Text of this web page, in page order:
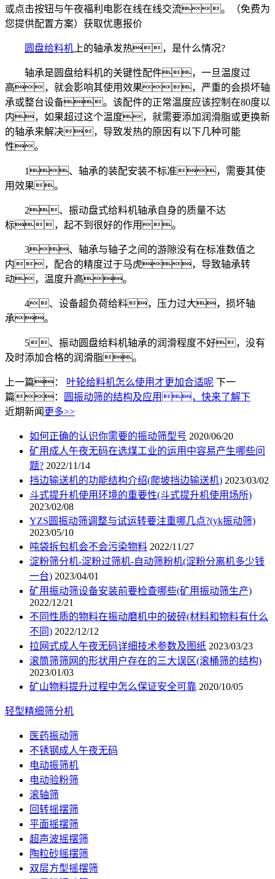
或点击按钮与午夜福利电影在线在线交流。（免费为
您提供配置方案） 获取优惠报价
圆盘给料机 上的轴承发热，是什么情况?
轴承是圆盘给料机的关键性配件，一旦温度过
高，就会影响其使用效果，严重的会损坏轴
承或整台设备。该配件的正常温度应该控制在80度以
内，如果超过这个温度，就需要添加润滑脂或更换新
的轴承来解决，导致发热的原因有以下几种可能
性。
1、轴承的装配安装不标准，需要其使
用效果。
2、振动盘式给料机轴承自身的质量不达
标，起不到很好的作用。
3、轴承与轴子之间的游隙没有在标准数值之
内，配合的精度过于马虎，导致轴承转
动，温度升高。
4、设备超负荷给料，压力过大，损坏轴
承。
5、振动圆盘给料机轴承的润滑程度不好，没有
及时添加合格的润滑脂。
上一篇： 叶轮给料机怎么使用才更加合适呢 下一
篇：
圆振动筛的结构及应用，快来了解下
近期新闻 更多>>
如何正确的认识你需要的振动筛型号 2020/06/20
矿用成人午夜无码在选煤工业的运用中容易产生哪些问
题? 2022/11/14
挡边输送机的功能结构介绍(爬坡挡边输送机) 2023/03/02
斗式提升机使用环境的重要性(斗式提升机使用场所)
2023/02/08
YZS圆振动筛调整与试运转要注重哪几点?(yk振动筛)
2023/05/10
吨袋拆包机会不会污染物料 2022/11/27
淀粉筛分机-淀粉过筛机-自动筛粉机(淀粉分离机多少钱
一台) 2023/04/01
矿用振动筛设备安装前要检查哪些(矿用振动筛生产)
2022/12/21
不同性质的物料在振动磨机中的破碎(材料和物料有什么
不同) 2022/12/12
拉网式成人午夜无码详细技术参数及图纸 2023/03/23
滚筒筛筛网的形状用户存在的三大误区(滚桶筛的结构)
2023/01/03
矿山物料提升过程中怎么保证安全可靠 2020/10/05
轻型精细筛分机
医药振动筛
不锈钢成人午夜无码
电动振筛机
电动验粉筛
滚轴筛
回转摇摆筛
平面摇摆筛
超声波摇摆筛
陶粒砂摇摆筛
双层方型摇摆筛